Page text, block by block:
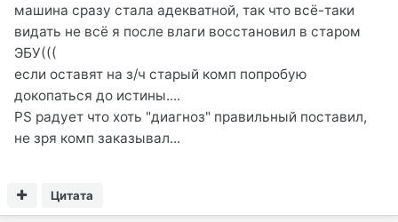
машина сразу стала адекватной, так что всё-таки
видать не всё я после влаги восстановил в старом
ЭБУ(((
если оставят на з/ч старый комп попробую
докопаться до истины....
PS радует что хоть "диагноз" правильный поставил,
не зря комп заказывал...
Цитата